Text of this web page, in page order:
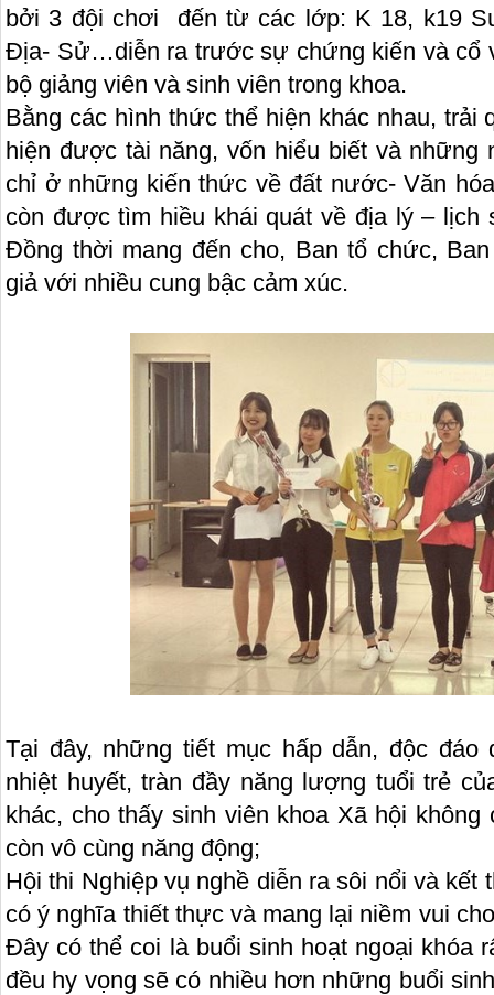
bởi 3 đội chơi đến từ các lớp: K 18, k19
Địa- Sử…diễn ra trước sự chứng kiến và cổ
bộ giảng viên và sinh viên trong khoa.
Bằng các hình thức thể hiện khác nhau, trải
hiện được tài năng, vốn hiểu biết và những
chỉ ở những kiến thức về đất nước- Văn
còn được tìm hiều khái quát về địa lý – lịch
Đồng thời mang đến cho, Ban tổ chức,
giả với nhiều cung bậc cảm xúc.
Tại đây, những tiết mục hấp dẫn, độc đáo
nhiệt huyết, tràn đầy năng lượng tuổi trẻ
khác, cho thấy sinh viên khoa Xã hội không
còn vô cùng năng động;
Hội thi Nghiệp vụ nghề diễn ra sôi nổi và kết
có ý nghĩa thiết thực và mang lại niềm vui
Đây có thể coi là buổi sinh hoạt ngoại khóa
đều hy vọng sẽ có nhiều hơn những buổi